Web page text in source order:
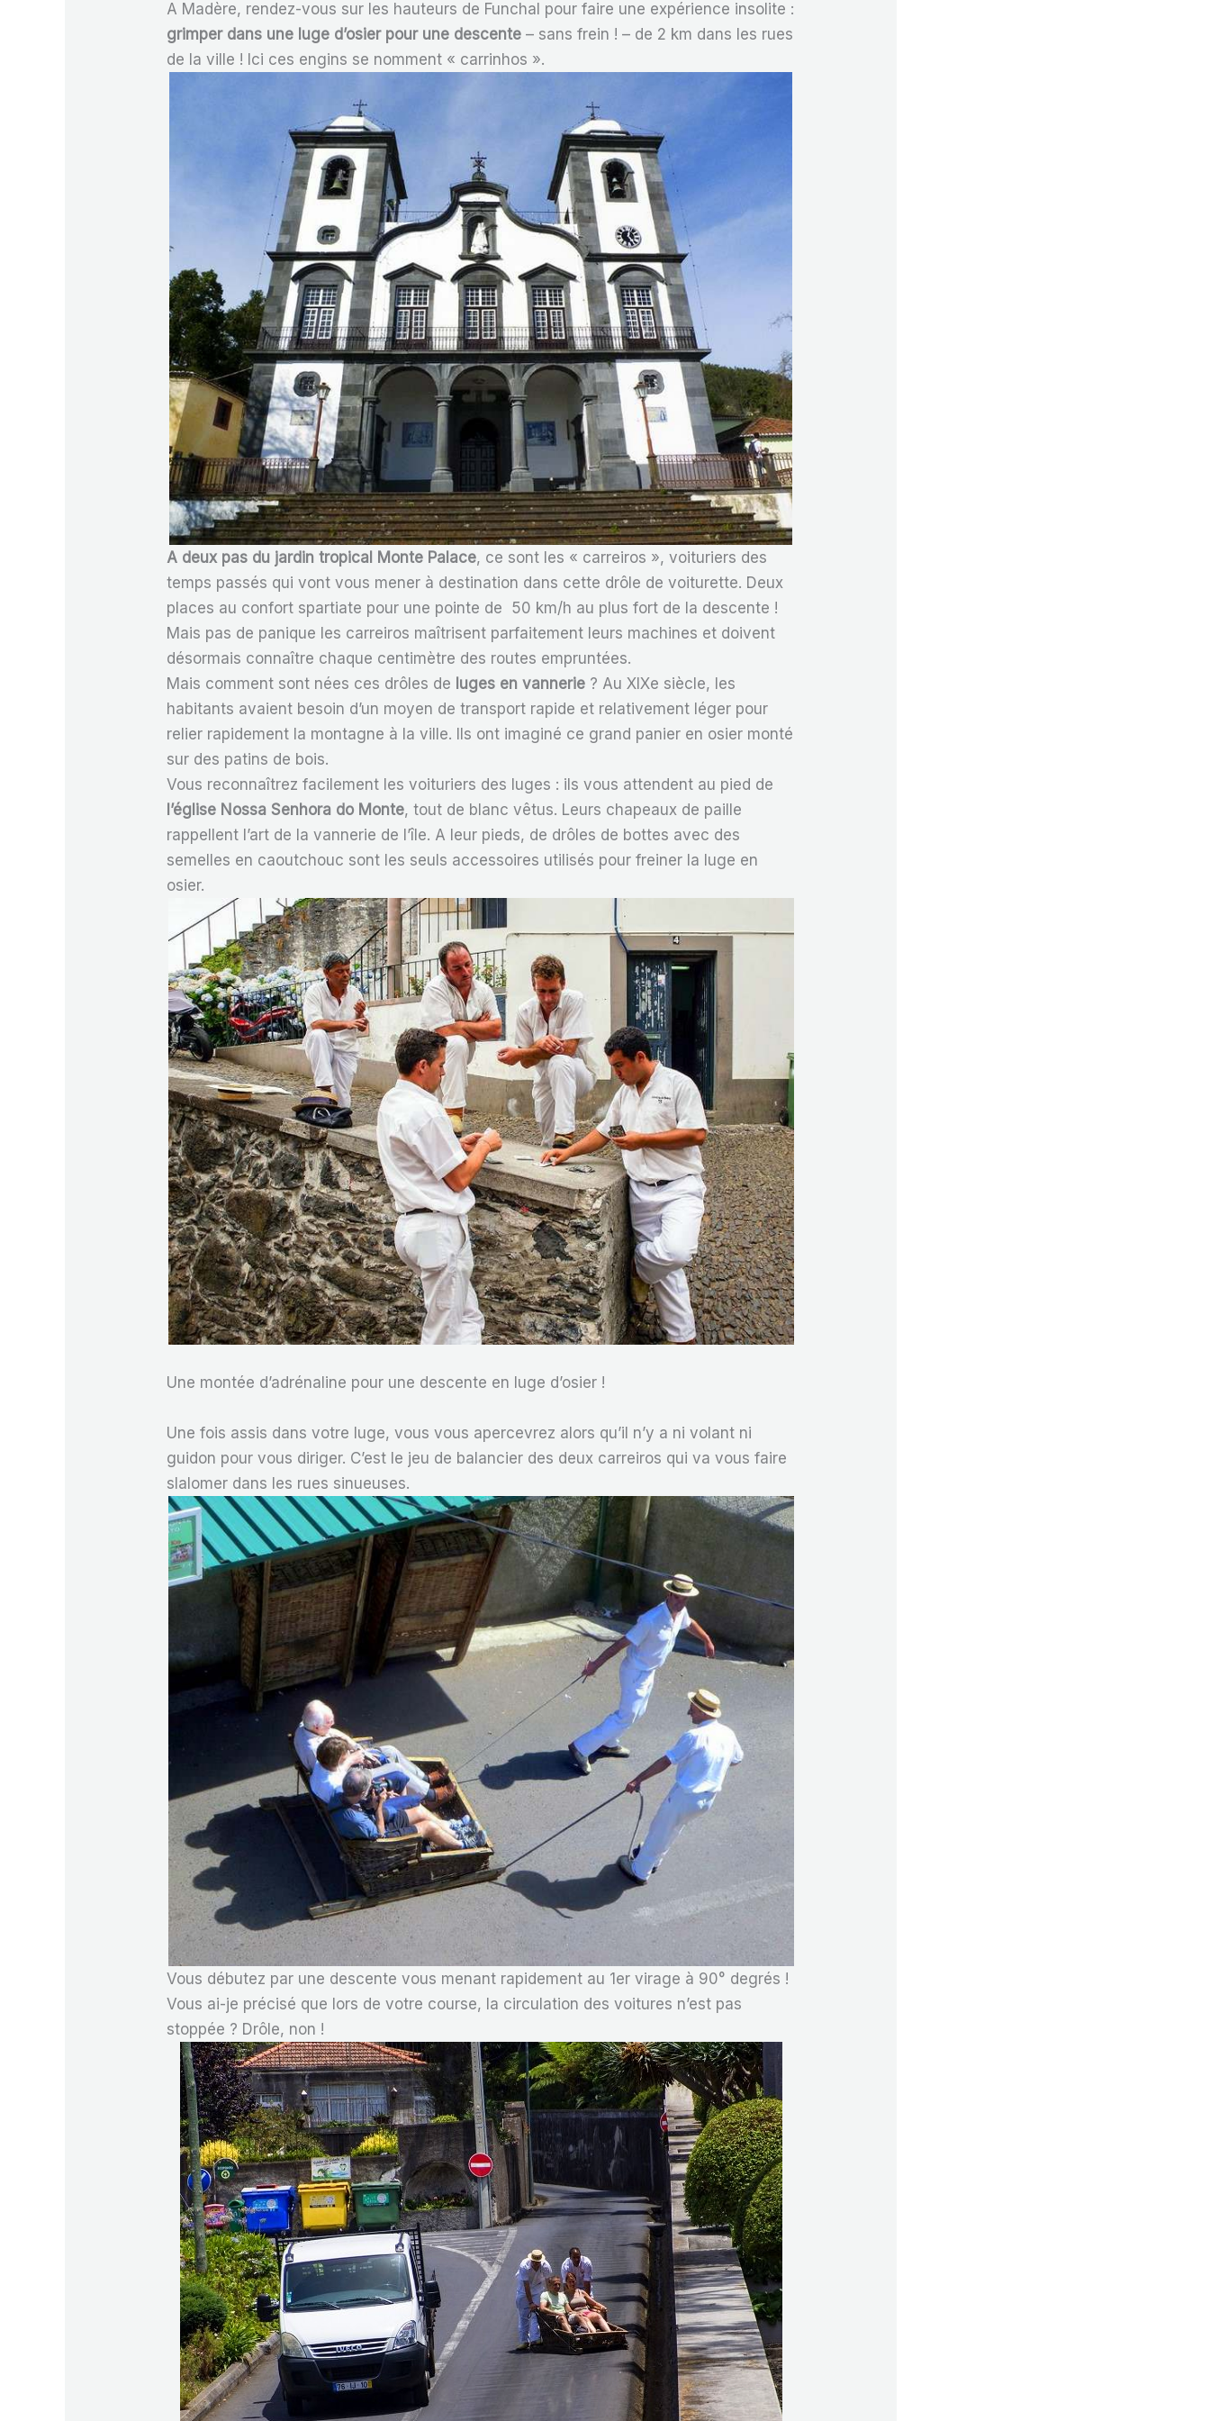
A Madère, rendez-vous sur les hauteurs de Funchal pour faire une expérience insolite :
grimper dans une luge d’osier pour une descente – sans frein ! – de 2 km dans les rues
de la ville ! Ici ces engins se nomment « carrinhos ».
A deux pas du jardin tropical Monte Palace, ce sont les « carreiros », voituriers des
temps passés qui vont vous mener à destination dans cette drôle de voiturette. Deux
places au confort spartiate pour une pointe de 50 km/h au plus fort de la descente !
Mais pas de panique les carreiros maîtrisent parfaitement leurs machines et doivent
désormais connaître chaque centimètre des routes empruntées.
Mais comment sont nées ces drôles de luges en vannerie ? Au XIXe siècle, les
habitants avaient besoin d’un moyen de transport rapide et relativement léger pour
relier rapidement la montagne à la ville. Ils ont imaginé ce grand panier en osier monté
sur des patins de bois.
Vous reconnaîtrez facilement les voituriers des luges : ils vous attendent au pied de
l’église Nossa Senhora do Monte, tout de blanc vêtus. Leurs chapeaux de paille
rappellent l’art de la vannerie de l’île. A leur pieds, de drôles de bottes avec des
semelles en caoutchouc sont les seuls accessoires utilisés pour freiner la luge en
osier.
Une montée d’adrénaline pour une descente en luge d’osier !
Une fois assis dans votre luge, vous vous apercevrez alors qu’il n’y a ni volant ni
guidon pour vous diriger. C’est le jeu de balancier des deux carreiros qui va vous faire
slalomer dans les rues sinueuses.
Vous débutez par une descente vous menant rapidement au 1er virage à 90° degrés !
Vous ai-je précisé que lors de votre course, la circulation des voitures n’est pas
stoppée ? Drôle, non !